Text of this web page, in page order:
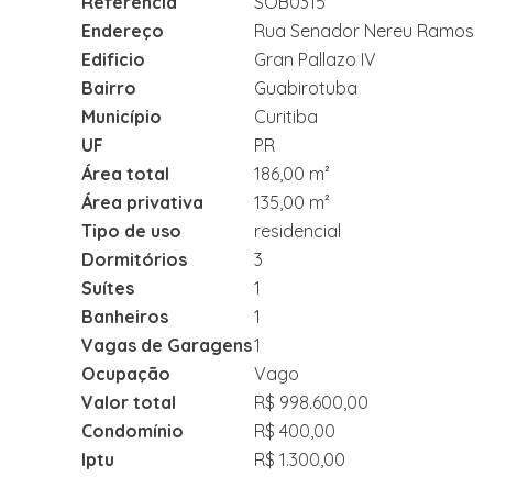
Endereço
Rua Senador Nereu Ramos
Edificio
Gran Pallazo IV
Bairro
Guabirotuba
Município
Curitiba
UF
PR
Área total
186,00 m²
Área privativa
135,00 m²
Tipo de uso
residencial
Dormitórios
3
Suítes
1
Banheiros
1
Vagas de Garagens1
Ocupação
Vago
Valor total
R$ 998.600,00
Condomínio
R$ 400,00
Iptu
R$ 1.300,00